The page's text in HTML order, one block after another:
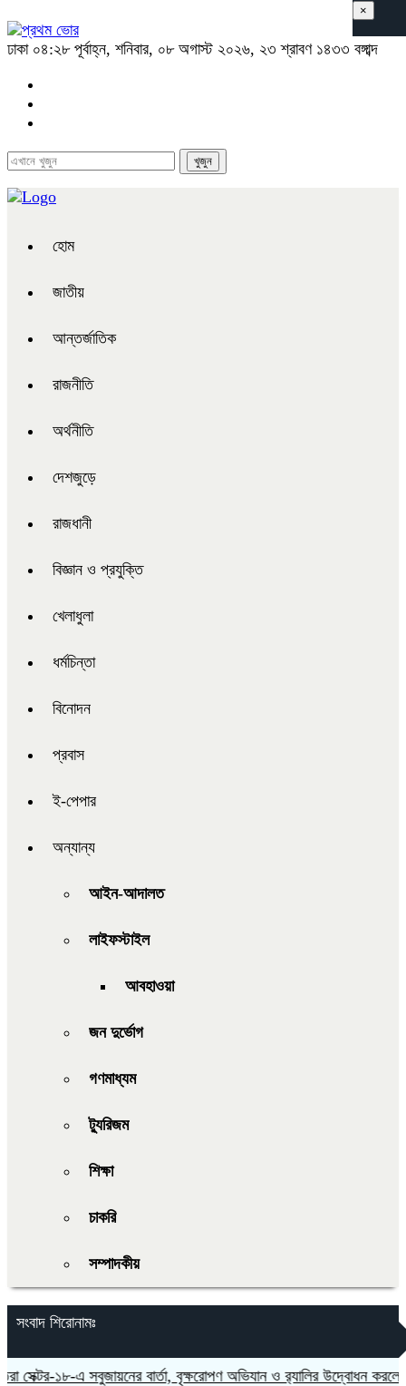
ঢাকা ০৪:২৮ পূর্বাহ্ন, শনিবার, ০৮ অগাস্ট ২০২৬, ২৩ শ্রাবণ ১৪৩৩ বঙ্গাব্দ
হোম
জাতীয়
আন্তর্জাতিক
রাজনীতি
অর্থনীতি
দেশজুড়ে
রাজধানী
বিজ্ঞান ও প্রযুক্তি
খেলাধুলা
ধর্মচিন্তা
বিনোদন
প্রবাস
ই-পেপার
অন্যান্য
আইন-আদালত
লাইফস্টাইল
আবহাওয়া
জন দুর্ভোগ
গণমাধ্যম
ট্যুরিজম
শিক্ষা
চাকরি
সম্পাদকীয়
সংবাদ শিরোনামঃ
১৮-এ সবুজায়নের বার্তা, বৃক্ষরোপণ অভিযান ও র‍্যালির উদ্বোধন করলেন
×